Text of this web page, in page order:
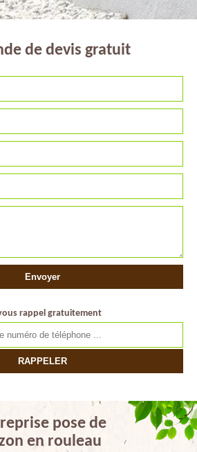
de devis gratuit
rappel gratuitement
pose de
en rouleau